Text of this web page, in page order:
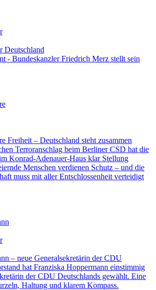
Deutschland
- Bundeskanzler Friedrich Merz stellt sein
Freiheit – Deutschland steht zusammen
Terroranschlag beim Berliner CSD hat die
Konrad-Adenauer-Haus klar Stellung
Menschen verdienen Schutz – und die
muss mit aller Entschlossenheit verteidigt
– neue Generalsekretärin der CDU
hat Franziska Hoppermann einstimmig
der CDU Deutschlands gewählt. Eine
Haltung und klarem Kompass.